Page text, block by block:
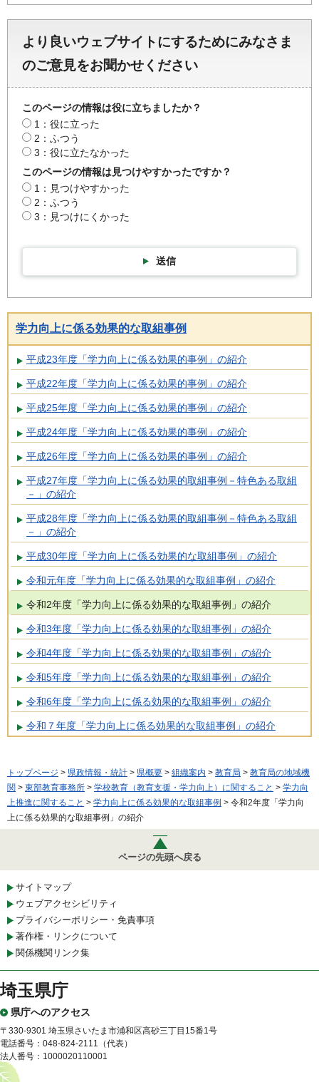
より良いウェブサイトにするためにみなさま
のご意見をお聞かせください
このページの情報は役に立ちましたか？
1：役に立った
2：ふつう
3：役に立たなかった
このページの情報は見つけやすかったですか？
1：見つけやすかった
2：ふつう
3：見つけにくかった
送信
学力向上に係る効果的な取組事例
平成23年度「学力向上に係る効果的事例」の紹介
平成22年度「学力向上に係る効果的事例」の紹介
平成25年度「学力向上に係る効果的事例」の紹介
平成24年度「学力向上に係る効果的事例」の紹介
平成26年度「学力向上に係る効果的事例」の紹介
平成27年度「学力向上に係る効果的取組事例－特色ある取組
－」の紹介
平成28年度「学力向上に係る効果的取組事例－特色ある取組
－」の紹介
平成30年度「学力向上に係る効果的な取組事例」の紹介
令和元年度「学力向上に係る効果的な取組事例」の紹介
令和2年度「学力向上に係る効果的な取組事例」の紹介
令和3年度「学力向上に係る効果的な取組事例」の紹介
令和4年度「学力向上に係る効果的な取組事例」の紹介
令和5年度「学力向上に係る効果的な取組事例」の紹介
令和6年度「学力向上に係る効果的な取組事例」の紹介
令和７年度「学力向上に係る効果的な取組事例」の紹介
トップページ > 県政情報・統計 > 県概要 > 組織案内 > 教育局 > 教育局の地域機
関 > 東部教育事務所 > 学校教育（教育支援・学力向上）に関すること > 学力向
上推進に関すること > 学力向上に係る効果的な取組事例 > 令和2年度「学力向
上に係る効果的な取組事例」の紹介
ページの先頭へ戻る
サイトマップ
ウェブアクセシビリティ
プライバシーポリシー・免責事項
著作権・リンクについて
関係機関リンク集
埼玉県庁
県庁へのアクセス
〒330-9301 埼玉県さいたま市浦和区高砂三丁目15番1号
電話番号：048-824-2111（代表）
法人番号：1000020110001